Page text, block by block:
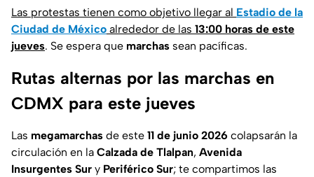
Las protestas tienen como objetivo llegar al Estadio de la
Ciudad de México alrededor de las 13:00 horas de este
jueves. Se espera que marchas sean pacíficas.
Rutas alternas por las marchas en
CDMX para este jueves
Las megamarchas de este 11 de junio 2026 colapsarán la
circulación en la Calzada de Tlalpan, Avenida
Insurgentes Sur y Periférico Sur; te compartimos las